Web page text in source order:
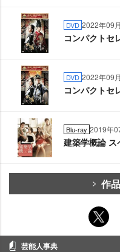
DVD 2022年09
コンパクトセ
DVD 2022年09
コンパクトセ
Blu-ray 2019年
建築学概論 ス
作
芸能人事典